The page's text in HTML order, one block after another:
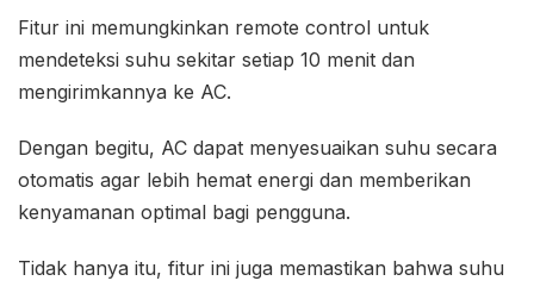
Fitur ini memungkinkan remote control untuk
mendeteksi suhu sekitar setiap 10 menit dan
mengirimkannya ke AC.
Dengan begitu, AC dapat menyesuaikan suhu secara
otomatis agar lebih hemat energi dan memberikan
kenyamanan optimal bagi pengguna.
Tidak hanya itu, fitur ini juga memastikan bahwa suhu